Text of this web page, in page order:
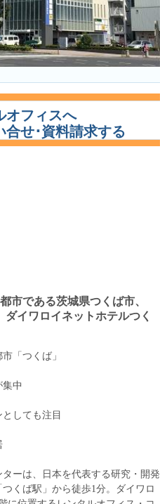
オフィスへ
合せ･資料請求する
市である茨城県つくば市、
ダイワロイネットホテルつく
「つくば」
中
しても注目
ーは、日本を代表する研究・開発
くば駅」から徒歩1分。ダイワロ